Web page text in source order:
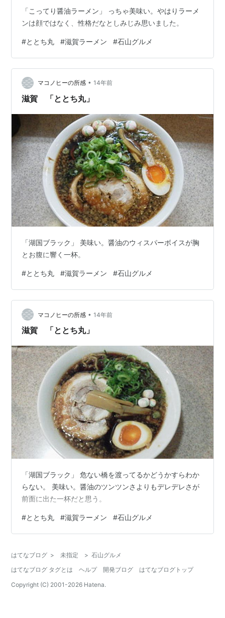
「こってり醤油ラーメン」 っちゃ美味い。やはりラーメ
ンは顔ではなく、性格だなとしみじみ思いました。
#ととち丸 #滋賀ラーメン #石山グルメ
マコノヒーの所感 • 14年前
滋賀 「ととち丸」
「湖国ブラック」 美味い。醤油のウィスパーボイスが胸
とお腹に響く一杯。
#ととち丸 #滋賀ラーメン #石山グルメ
マコノヒーの所感 • 14年前
滋賀 「ととち丸」
「湖国ブラック」 危ない橋を渡ってるかどうかすらわか
らない。 美味い。醤油のツンツンさよりもデレデレさが
前面に出た一杯だと思う。
#ととち丸 #滋賀ラーメン #石山グルメ
はてなブログ > 未指定 > 石山グルメ
はてなブログ タグとは
ヘルプ 開発ブログ
はてなブログトップ
Copyright (C) 2001-2026 Hatena.